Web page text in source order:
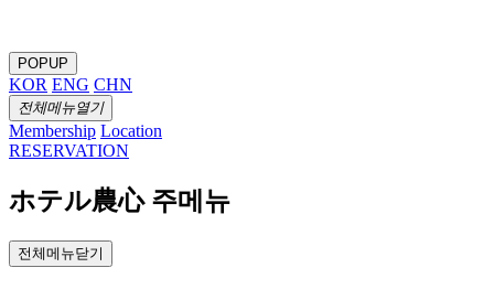
POPUP
KOR ENG CHN
전체메뉴열기
Membership Location
RESERVATION
ホテル農心 주메뉴
전체메뉴닫기